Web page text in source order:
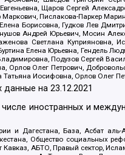
Щаров Сергей
Пислакова-Паркер
Борисовна, Гудков Лев
Андрей Юрьевич, Мосин
Светлана Куприяновна,
Елена Юрьевна, Гендель
Подузов Сергей
Олег Петрович,
Иосифовна, Орлов Олег
данные на23.12.2021
иностранных и
и Дагестана, База, Асбат аль-
Общество
АБТО, Правый сектор,